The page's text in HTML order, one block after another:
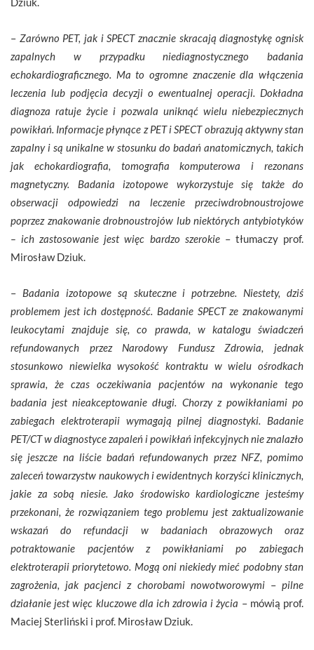
– Zarówno PET, jak i SPECT znacznie skracają diagnostykę ognisk
zapalnych w przypadku niediagnostycznego badania
echokardiograficznego. Ma to ogromne znaczenie dla włączenia
leczenia lub podjęcia decyzji o ewentualnej operacji. Dokładna
diagnoza ratuje życie i pozwala uniknąć wielu niebezpiecznych
powikłań. Informacje płynące z PET i SPECT obrazują aktywny stan
zapalny i są unikalne w stosunku do badań anatomicznych, takich
jak echokardiografia, tomografia komputerowa i rezonans
magnetyczny. Badania izotopowe wykorzystuje się także do
obserwacji odpowiedzi na leczenie przeciwdrobnoustrojowe
poprzez znakowanie drobnoustrojów lub niektórych antybiotyków
– ich zastosowanie jest więc bardzo szerokie– tłumaczy prof.
Mirosław Dziuk.
– Badania izotopowe są skuteczne i potrzebne. Niestety, dziś
problemem jest ich dostępność. Badanie SPECT ze znakowanymi
leukocytami znajduje się, co prawda, w katalogu świadczeń
refundowanych przez Narodowy Fundusz Zdrowia, jednak
stosunkowo niewielka wysokość kontraktu w wielu ośrodkach
sprawia, że czas oczekiwania pacjentów na wykonanie tego
badania jest nieakceptowanie długi. Chorzy z powikłaniami po
zabiegach elektroterapii wymagają pilnej diagnostyki. Badanie
PET/CT w diagnostyce zapaleń i powikłań infekcyjnych nie znalazło
się jeszcze na liście badań refundowanych przez NFZ, pomimo
zaleceń towarzystw naukowych i ewidentnych korzyści klinicznych,
jakie za sobą niesie. Jako środowisko kardiologiczne jesteśmy
przekonani, że rozwiązaniem tego problemu jest zaktualizowanie
wskazań do refundacji w badaniach obrazowych oraz
potraktowanie pacjentów z powikłaniami po zabiegach
elektroterapii priorytetowo. Mogą oni niekiedy mieć podobny stan
zagrożenia, jak pacjenci z chorobami nowotworowymi–pilne
działanie jest więc kluczowe dla ich zdrowia i życia – mówią prof.
Maciej Sterliński i prof. Mirosław Dziuk.